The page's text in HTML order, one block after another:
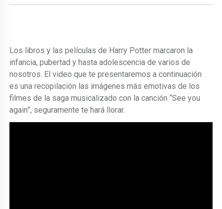
Los libros y las películas de Harry Potter marcaron la
infancia, pubertad y hasta adolescencia de varios de
nosotros. El video que te presentaremos a continuación
es una recopilación las imágenes más emotivas de los
filmes de la saga musicalizado con la canción “See you
again”, seguramente te hará llorar.